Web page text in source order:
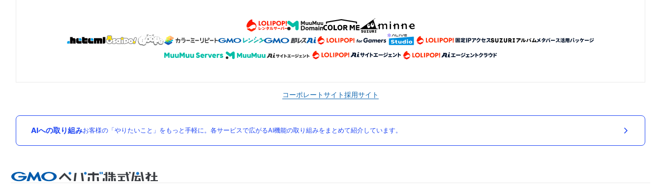
コーポレートサイト採用サイト
AIへの取り組みお客様の「やりたいこと」をもっと手軽に。各サービスで広がるAI機能の取り組みをまとめて紹介しています。